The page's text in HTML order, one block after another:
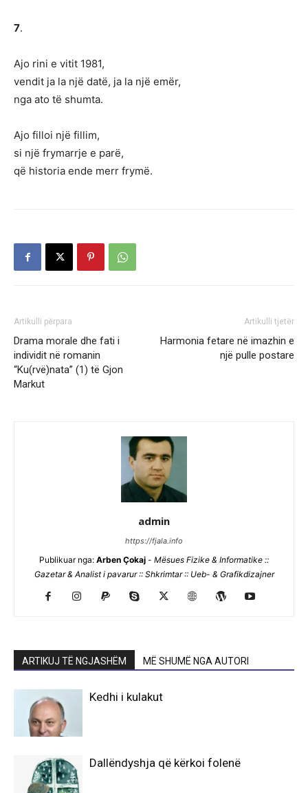
7.
Ajo rini e vitit 1981,
vendit ja la një datë, ja la një emër,
nga ato të shumta.
Ajo filloi një fillim,
si një frymarrje e parë,
që historia ende merr frymë.
Artikulli përpara
Drama morale dhe fati i
individit në romanin
“Ku(rvë)nata” (1) të Gjon
Markut
Artikulli tjetër
Harmonia fetare në imazhin e
një pulle postare
admin
https://fjala.info
Publikuar nga: Arben Çokaj - Mësues Fizike & Informatike ::
Gazetar & Analist i pavarur :: Shkrimtar :: Ueb- & Grafikdizajner
ARTIKUJ TË NGJASHËM MË SHUMË NGA AUTORI
Kedhi i kulakut
Dallëndyshja që kërkoi folenë